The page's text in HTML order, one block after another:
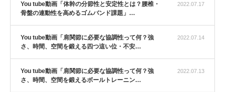
2022.07.17
You tube動画「体幹の分節性と安定性とは？腰椎・
骨盤の連動性を高めるゴムバンド課題」…
2022.07.14
You tube動画「肩関節に必要な協調性って何？強
さ、時間、空間を鍛える四つ這い位・不安…
2022.07.13
You tube動画「肩関節に必要な協調性って何？強
さ、時間、空間を鍛えるボールトレーニン…